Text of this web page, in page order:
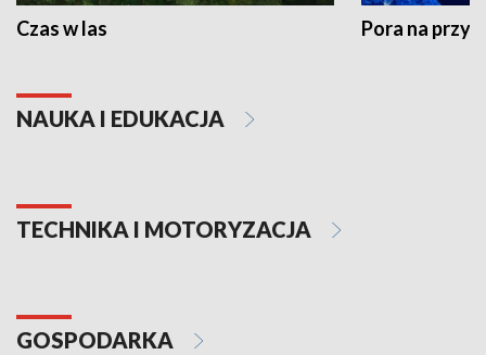
Czas w las Pora na
NAUKA I EDUKACJA
TECHNIKA I MOTORYZACJA
GOSPODARKA